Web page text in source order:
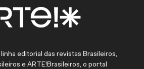
editorial das revistas Brasileiros,
e ARTE!Brasileiros, o portal